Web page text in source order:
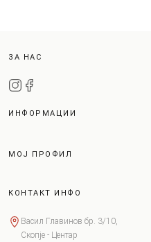
ЗА НАС
ИНФОРМАЦИИ
МОЈ ПРОФИЛ
КОНТАКТ ИНФО
Васил Главинов бр. 3/10,
Скопје - Центар